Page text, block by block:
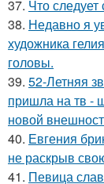
37. Что
38. Недавно я
художника
головы.
39. 52-Летняя
пришла на тв -
новой
40. Евгения
не раскрыв
41. Певица